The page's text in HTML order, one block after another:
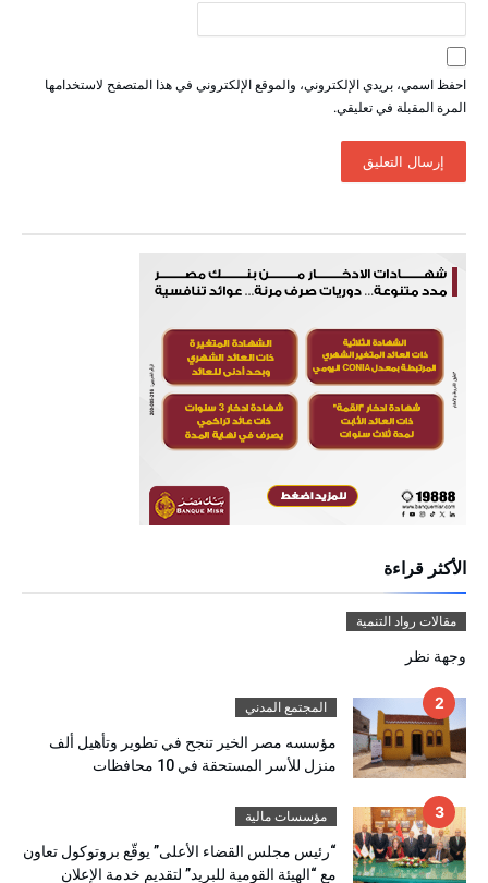
احفظ اسمي، بريدي الإلكتروني، والموقع الإلكتروني في هذا المتصفح لاستخدامها
المرة المقبلة في تعليقي.
الأكثر قراءة
مقالات رواد التنمية
وجهة نظر
المجتمع المدني
مؤسسه مصر الخير تنجح في تطوير وتأهيل ألف
منزل للأسر المستحقة في 10 محافظات
مؤسسات مالية
“رئيس مجلس القضاء الأعلى” يوقّع بروتوكول تعاون
مع “الهيئة القومية للبريد” لتقديم خدمة الإعلان